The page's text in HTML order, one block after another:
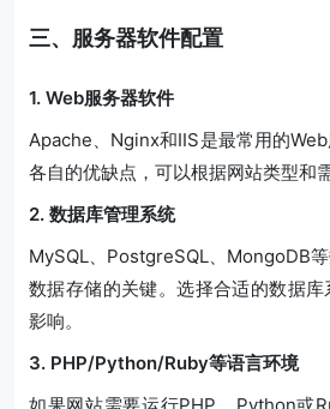
三、服务器软件配置
1. Web服务器软件
Apache、Nginx和IIS是最常用的
各自的优缺点，可以根据网站类型和
2. 数据库管理系统
MySQL、PostgreSQL、MongoDB
数据存储的关键。选择合适的数据
影响。
3. PHP/Python/Ruby等语言环境
如果网站需要运行PHP、Python或